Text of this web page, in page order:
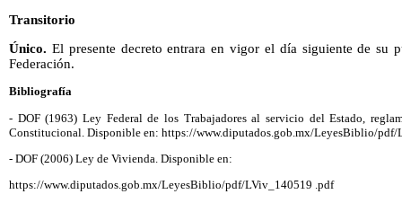
Transitorio
Único. El presente decreto entrara en vigor el día siguiente de
Federación.
Bibliografía
- DOF (1963) Ley Federal de los Trabajadores al servicio del Estado,
Constitucional. Disponible en: https://www.diputados.gob.mx/LeyesBiblio/pdf/
- DOF (2006) Ley de Vivienda. Disponible en:
https://www.diputados.gob.mx/LeyesBiblio/pdf/LViv_140519 .pdf